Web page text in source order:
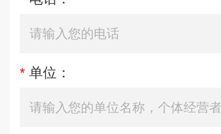
* 单位：